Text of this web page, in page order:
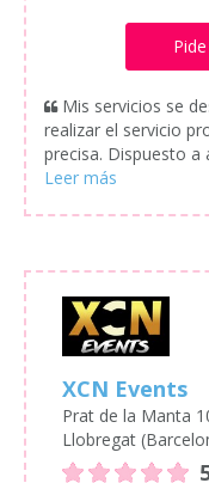
Mis servicios se
realizar el servicio
precisa. Dispuesto a
XCN Events
Prat de la Manta
Llobregat